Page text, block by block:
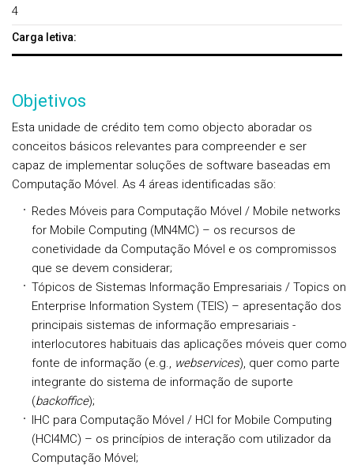
4
Carga letiva:
Objetivos
Esta unidade de crédito tem como objecto aboradar os
conceitos básicos relevantes para compreender e ser
capaz de implementar soluções de software baseadas em
Computação Móvel. As 4 áreas identificadas são:
Redes Móveis para Computação Móvel / Mobile networks
for Mobile Computing (MN4MC) – os recursos de
conetividade da Computação Móvel e os compromissos
que se devem considerar;
Tópicos de Sistemas Informação Empresariais / Topics on
Enterprise Information System (TEIS) – apresentação dos
principais sistemas de informação empresariais -
interlocutores habituais das aplicações móveis quer como
fonte de informação (e.g., webservices), quer como parte
integrante do sistema de informação de suporte
(backoffice);
IHC para Computação Móvel / HCI for Mobile Computing
(HCI4MC) – os princípios de interação com utilizador da
Computação Móvel;